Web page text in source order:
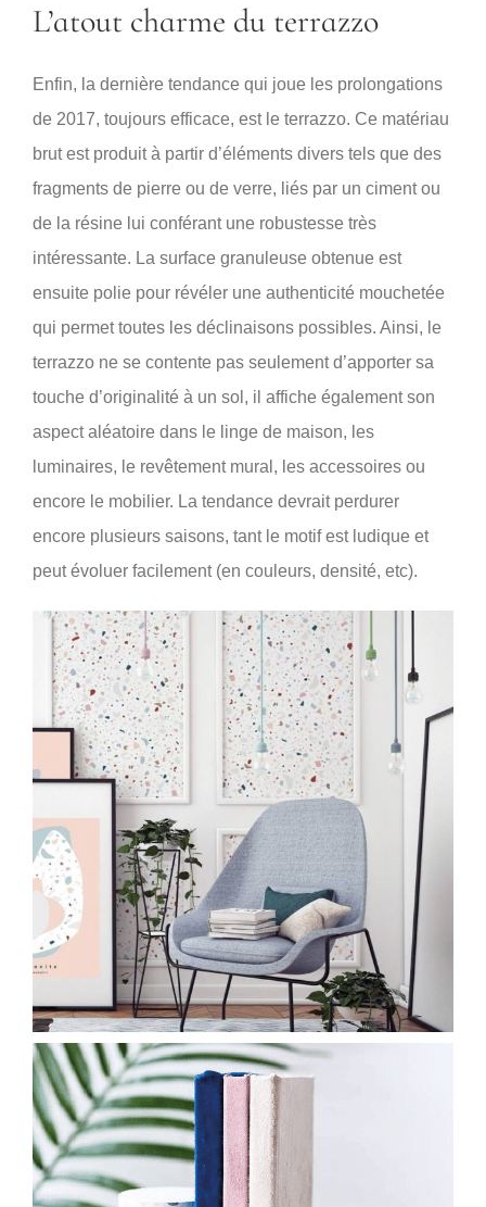
L’atout charme du terrazzo
Enfin, la dernière tendance qui joue les prolongations
de 2017, toujours efficace, est le terrazzo. Ce matériau
brut est produit à partir d’éléments divers tels que des
fragments de pierre ou de verre, liés par un ciment ou
de la résine lui conférant une robustesse très
intéressante. La surface granuleuse obtenue est
ensuite polie pour révéler une authenticité mouchetée
qui permet toutes les déclinaisons possibles. Ainsi, le
terrazzo ne se contente pas seulement d’apporter sa
touche d’originalité à un sol, il affiche également son
aspect aléatoire dans le linge de maison, les
luminaires, le revêtement mural, les accessoires ou
encore le mobilier. La tendance devrait perdurer
encore plusieurs saisons, tant le motif est ludique et
peut évoluer facilement (en couleurs, densité, etc).